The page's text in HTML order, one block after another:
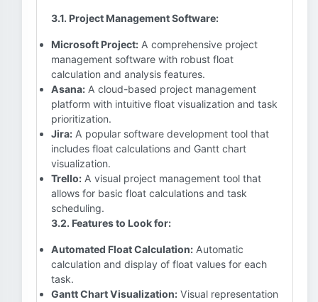
3.1. Project Management Software:
Microsoft Project: A comprehensive project
management software with robust float
calculation and analysis features.
Asana: A cloud-based project management
platform with intuitive float visualization and task
prioritization.
Jira: A popular software development tool that
includes float calculations and Gantt chart
visualization.
Trello: A visual project management tool that
allows for basic float calculations and task
scheduling.
3.2. Features to Look for:
Automated Float Calculation: Automatic
calculation and display of float values for each
task.
Gantt Chart Visualization: Visual representation